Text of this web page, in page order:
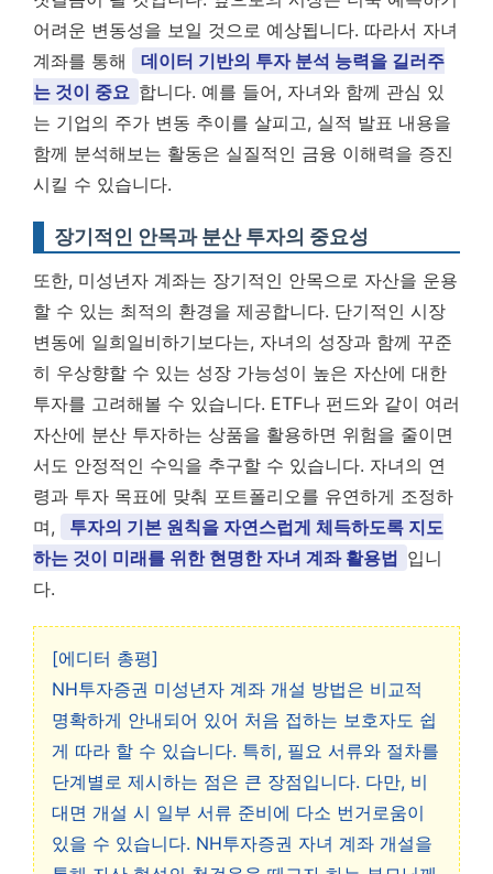
어려운 변동성을 보일 것으로 예상됩니다. 따라서 자녀
계좌를 통해
데이터 기반의 투자 분석 능력을 길러주
는 것이 중요 합니다. 예를 들어, 자녀와 함께 관심 있
는 기업의 주가 변동 추이를 살피고, 실적 발표 내용을
함께 분석해보는 활동은 실질적인 금융 이해력을 증진
시킬 수 있습니다.
장기적인 안목과 분산 투자의 중요성
또한, 미성년자 계좌는 장기적인 안목으로 자산을 운용
할 수 있는 최적의 환경을 제공합니다. 단기적인 시장
변동에 일희일비하기보다는, 자녀의 성장과 함께 꾸준
히 우상향할 수 있는 성장 가능성이 높은 자산에 대한
투자를 고려해볼 수 있습니다. ETF나 펀드와 같이 여러
자산에 분산 투자하는 상품을 활용하면 위험을 줄이면
서도 안정적인 수익을 추구할 수 있습니다. 자녀의 연
령과 투자 목표에 맞춰 포트폴리오를 유연하게 조정하
며,
투자의 기본 원칙을 자연스럽게 체득하도록 지도
하는 것이 미래를 위한 현명한 자녀 계좌 활용법 입니
다.
[에디터 총평]
NH투자증권 미성년자 계좌 개설 방법은 비교적
명확하게 안내되어 있어 처음 접하는 보호자도 쉽
게 따라 할 수 있습니다. 특히, 필요 서류와 절차를
단계별로 제시하는 점은 큰 장점입니다. 다만, 비
대면 개설 시 일부 서류 준비에 다소 번거로움이
있을 수 있습니다. NH투자증권 자녀 계좌 개설을